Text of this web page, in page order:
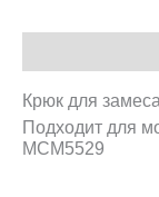
Крюк для
Подходит для
MCM5529